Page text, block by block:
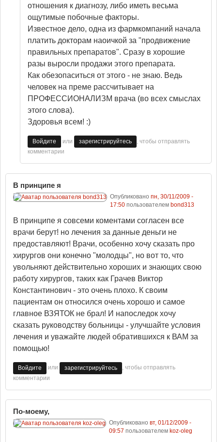
отношения к диагнозу, либо иметь весьма
ощутимые побочные факторы.
Известное дело, одна из фармкомпаний начала
платить докторам наоичкой за "продвижение
правильных препаратов". Сразу в хорошие
разы выросли продажи этого препарата.
Как обезопаситься от этого - не знаю. Ведь
человек на преме рассчитывает на
ПРОФЕССИОНАЛИЗМ врача (во всех смыслах
этого слова).
Здоровья всем! :)
Войдите или зарегистрируйтесь
, чтобы отправлять
комментарии
В принципе я
Опубликовано пн, 30/11/2009 -
17:50пользователем bond313
В принципе я совсеми коментами согласен все
врачи берут! но лечения за данные деньги не
предоставляют! Врачи, особенно хочу сказать про
хирургов они конечно "молодцы", но вот то, что
увольняют действительно хороших и знающих свою
работу хирургов, таких как Грачев Виктор
Константинович - это очень плохо. К своим
пациентам он относился очень хорошо и самое
главное ВЗЯТОК не брал! И напоследок хочу
сказать руководству больницы - улучшайте условия
лечения и уважайте людей обратившихся к ВАМ за
помощью!
Войдите или зарегистрируйтесь
, чтобы отправлять
комментарии
По-моему,
Опубликовано вт, 01/12/2009 -
09:57 пользователем koz-oleg